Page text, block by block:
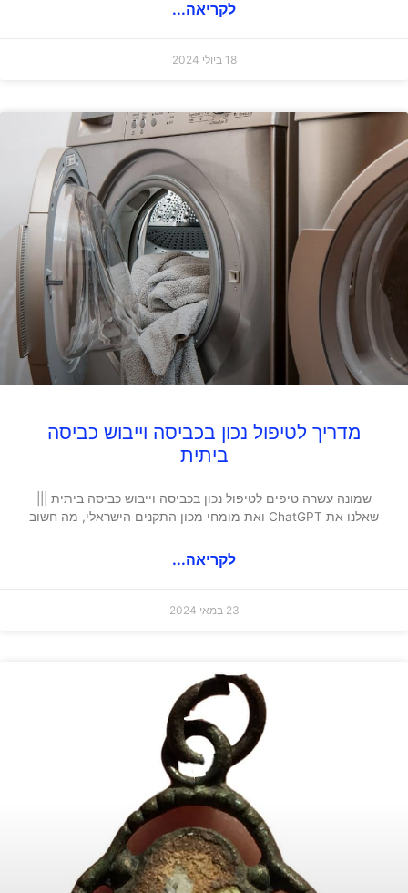
לקריאה...
18 ביולי 2024
מדריך לטיפול נכון בכביסה וייבוש כביסה
ביתית
שמונה עשרה טיפים לטיפול נכון בכביסה וייבוש כביסה ביתית |||
שאלנו את ChatGPT ואת מומחי מכון התקנים הישראלי, מה חשוב
לקריאה...
23 במאי 2024